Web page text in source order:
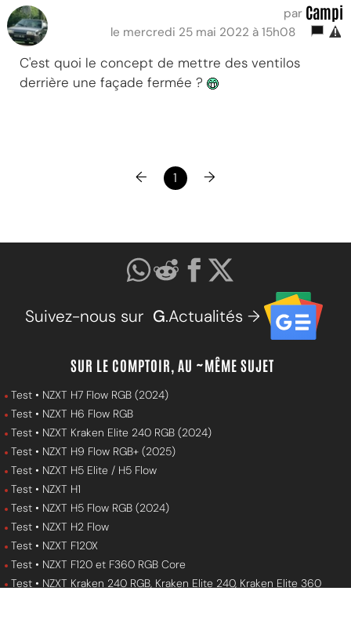
par Campi
le mercredi 25 mai 2022 à 15h08
C'est quoi le concept de mettre des ventilos
derrière une façade fermée ?
← 1 →
Suivez-nous sur G.Actualités →
SUR LE COMPTOIR, AU ~MÊME SUJET
Test • NZXT H7 Flow RGB (2024)
Test • NZXT H6 Flow RGB
Test • NZXT Kraken Elite 240 RGB (2024)
Test • NZXT H9 Flow RGB+ (2025)
Test • NZXT H5 Elite / H5 Flow
Test • NZXT H1
Test • NZXT H5 Flow RGB (2024)
Test • NZXT H2 Flow
Test • NZXT F120X
Test • NZXT F120 et F360 RGB Core
Test • NZXT Kraken 240 RGB, Kraken Elite 240, Kraken Elite 360